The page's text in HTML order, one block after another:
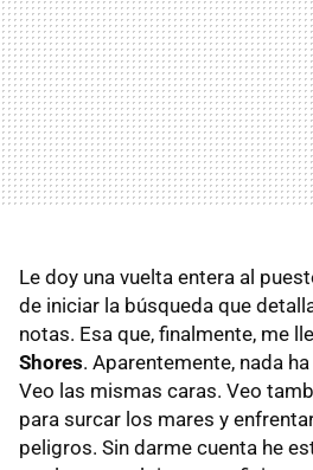
Le doy una vuelta entera al
de iniciar la búsqueda que
notas. Esa que, finalmente, me
Shores. Aparentemente, nada
Veo las mismas caras. Veo
para surcar los mares y
peligros. Sin darme cuenta he